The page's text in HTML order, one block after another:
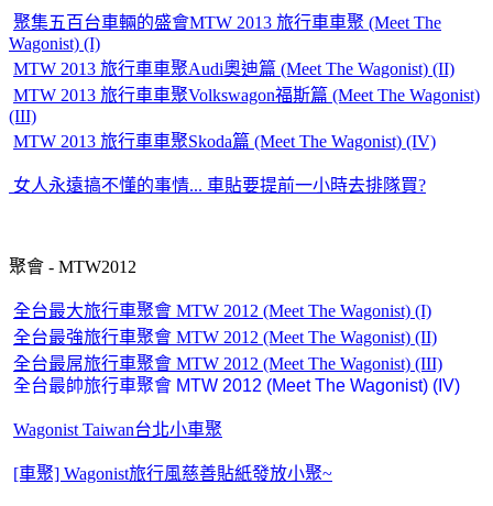
聚集五百台車輛的盛會MTW 2013 旅行車車聚 (Meet The
Wagonist) (I)
MTW 2013 旅行車車聚Audi奧迪篇 (Meet The Wagonist) (II)
MTW 2013 旅行車車聚Volkswagon福斯篇 (Meet The Wagonist)
(III)
MTW 2013 旅行車車聚Skoda篇 (Meet The Wagonist) (IV)
女人永遠搞不懂的事情... 車貼要提前一小時去排隊買?
聚會 - MTW2012
全台最大旅行車聚會 MTW 2012 (Meet The Wagonist) (I)
全台最強旅行車聚會 MTW 2012 (Meet The Wagonist) (II)
全台最屌旅行車聚會 MTW 2012 (Meet The Wagonist) (III)
全台最帥旅行車聚會 MTW 2012 (Meet The Wagonist) (IV)
Wagonist Taiwan台北小車聚
[車聚] Wagonist旅行風慈善貼紙發放小聚~